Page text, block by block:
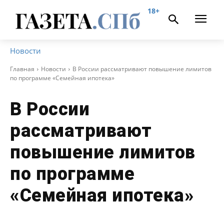
18+
Новости
Главная Новости
В России рассматривают повышение лимитов
по программе «Семейная ипотека»
В России
рассматривают
повышение лимитов
по программе
«Семейная ипотека»